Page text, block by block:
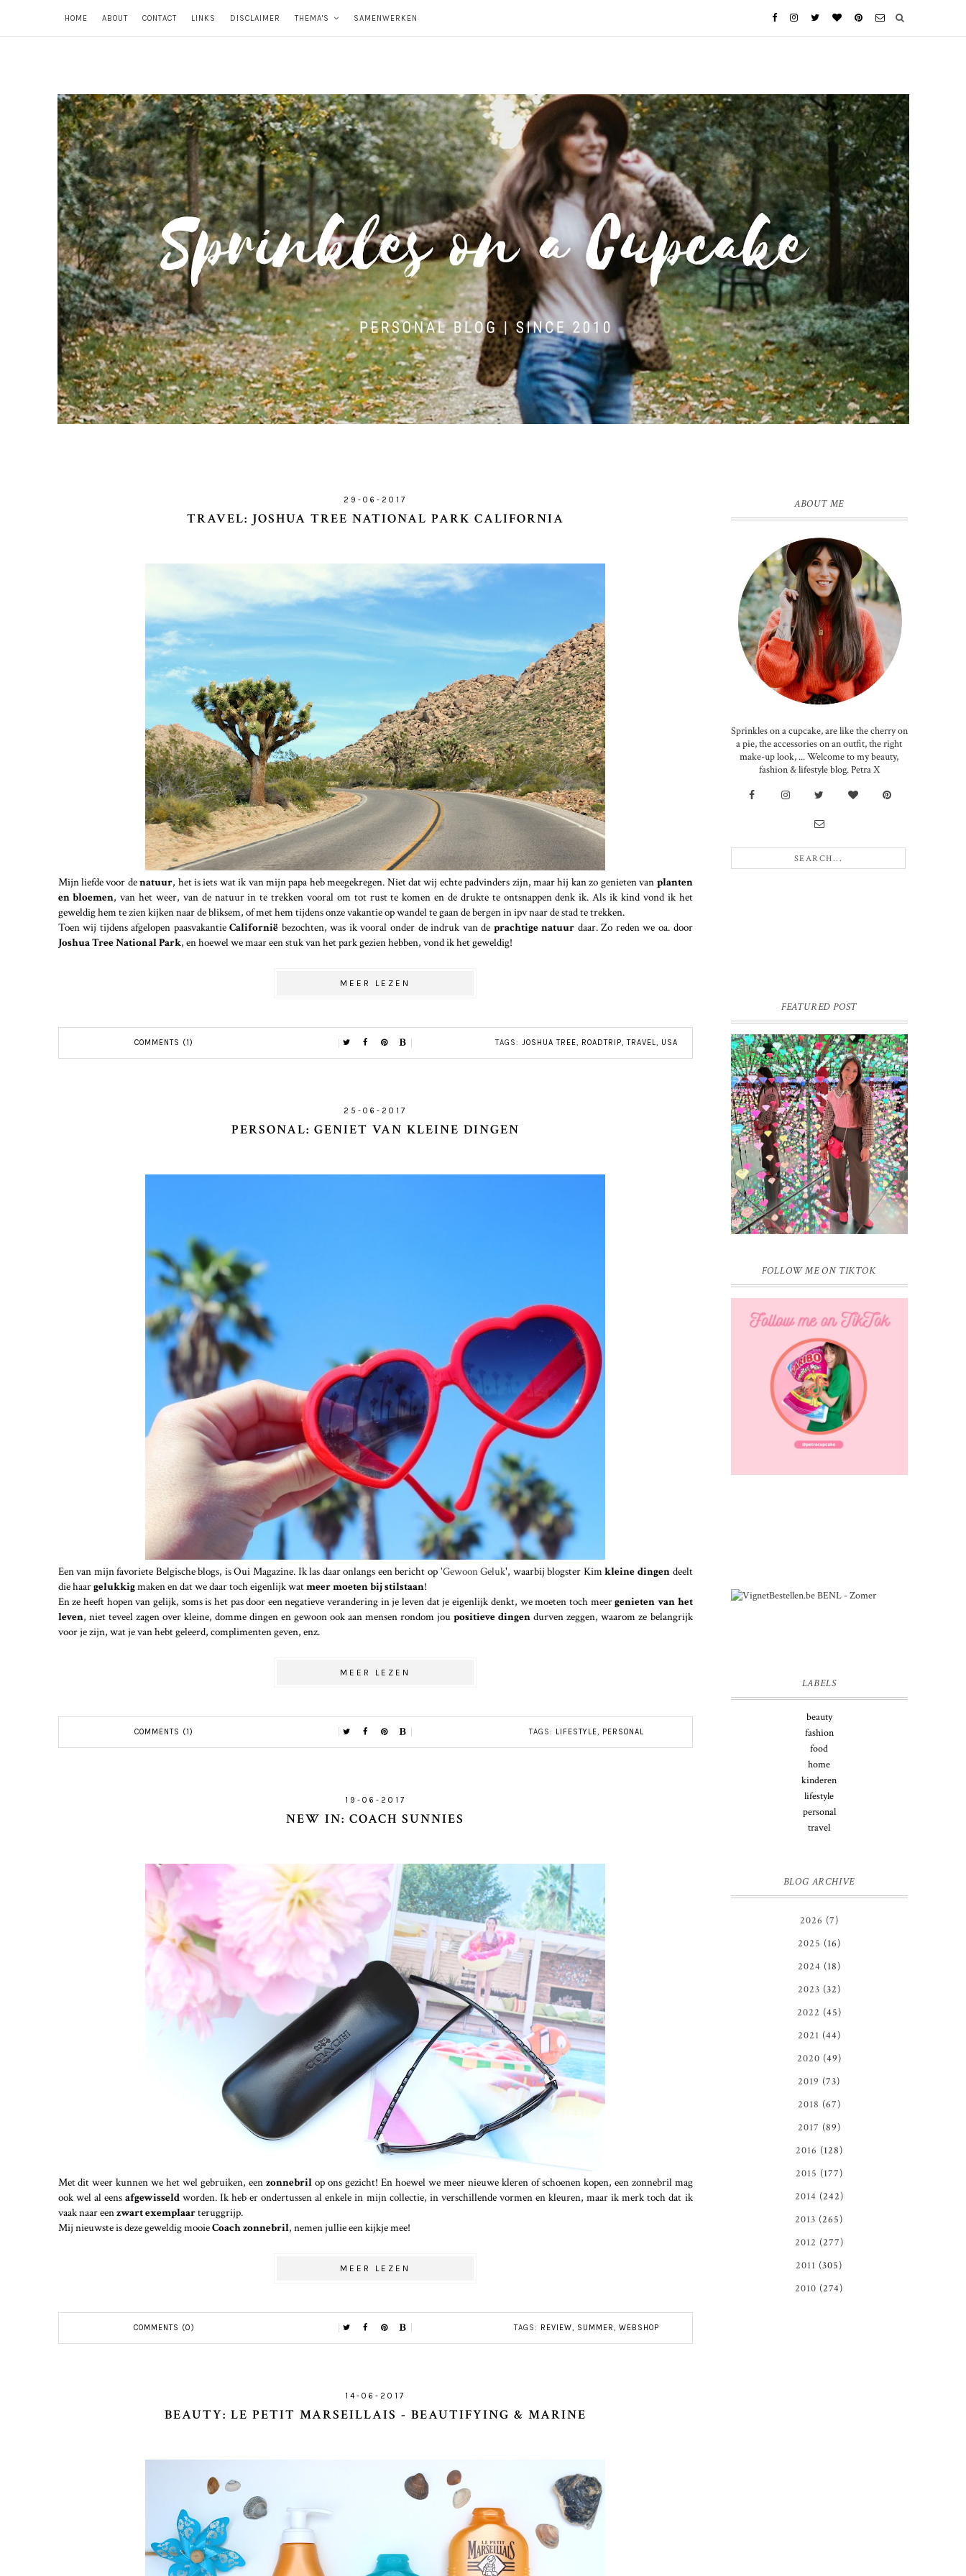
HOME ABOUT CONTACT LINKS DISCLAIMER THEMA'S SAMENWERKEN
29-06-2017
TRAVEL: JOSHUA TREE NATIONAL PARK CALIFORNIA
Mijn liefde voor denatuur, het is iets wat ik van mijn papa heb meegekregen. Niet dat wij echte padvinders zijn, maar hij kan zo genieten van planten
en bloemen, van het weer, van de natuur in te trekken vooral om tot rust te komen en de drukte te ontsnappen denk ik. Als ik kind vond ik het
geweldig hem te zien kijken naar de bliksem, of met hem tijdens onze vakantie op wandel te gaan de bergen in ipv naar de stad te trekken.
Toen wij tijdens afgelopen paasvakantieCalifornië bezochten, was ik vooral onder de indruk van de prachtige natuur daar. Zo reden we oa. door
Joshua Tree National Park, en hoewel we maar een stuk van het park gezien hebben, vond ik het geweldig!
MEER LEZEN
COMMENTS (1) TAGS: JOSHUA TREE, ROADTRIP,TRAVEL, USA
25-06-2017
PERSONAL: GENIET VAN KLEINE DINGEN
Een van mijn favoriete Belgische blogs, is Oui Magazine. Ik las daar onlangs een bericht op 'Gewoon Geluk', waarbij blogster Kimkleine dingendeelt
die haargelukkigmaken en dat we daar toch eigenlijk watmeer moeten bij stilstaan!
En ze heeft hopen van gelijk, soms is het pas door een negatieve verandering in je leven dat je eigenlijk denkt, we moeten toch meergenieten van het
leven, niet teveel zagen over kleine, domme dingen en gewoon ook aan mensen rondom joupositieve dingen durven zeggen, waarom ze belangrijk
voor je zijn, wat je van hebt geleerd, complimenten geven, enz.
MEER LEZEN
COMMENTS (1) TAGS: LIFESTYLE, PERSONAL
19-06-2017
NEW IN: COACH SUNNIES
Met dit weer kunnen we het wel gebruiken, eenzonnebrilop ons gezicht! En hoewel we meer nieuwe kleren of schoenen kopen, een zonnebril mag
ook wel al eens afgewisseld worden. Ik heb er ondertussen al enkele in mijn collectie, in verschillende vormen en kleuren, maar ik merk toch dat ik
vaak naar eenzwart exemplaarteruggrijp.
Mij nieuwste is deze geweldig mooieCoach zonnebril, nemen jullie een kijkje mee!
MEER LEZEN
COMMENTS (0) TAGS: REVIEW, SUMMER, WEBSHOP
14-06-2017
BEAUTY: LE PETIT MARSEILLAIS - BEAUTIFYING & MARINE
ABOUT ME
Sprinkles on a cupcake, are like the cherry on
a pie, the accessories on an outfit, the right
make-up look, ... Welcome to my beauty,
fashion & lifestyle blog. Petra X
FEATURED POST
16 JAAR SPRINKLES ON A
CUPCAKE
Vandaag is het weer zo’n moment waarop
ik even bewust op de pauzeknop duw, want
Sprinkles on a Cupcake bestaat 16 jaar.
Zestien. Dat blijft ...
FOLLOW ME ON TIKTOK
LABELS
beauty
fashion
food
home
kinderen
lifestyle
personal
travel
BLOG ARCHIVE
2026 (7)
2025 (16)
2024 (18)
2023 (32)
2022 (45)
2021 (44)
2020 (49)
2019 (73)
2018 (67)
2017 (89)
2016 (128)
2015 (177)
2014 (242)
2013 (265)
2012 (277)
2011 (305)
2010 (274)